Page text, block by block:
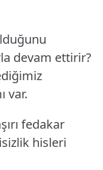
devam ettirir?
var.
fedakar
hisleri